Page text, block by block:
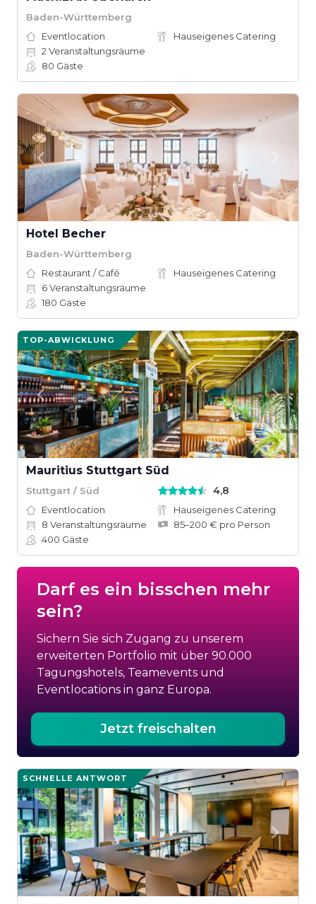
Baden-Württemberg
Eventlocation
Hauseigenes Catering
2 Veranstaltungsräume
80 Gäste
Hotel Becher
Baden-Württemberg
Restaurant / Café
Hauseigenes Catering
6Veranstaltungsräume
180 Gäste
TOP-ABWICKLUNG
Mauritius Stuttgart Süd
Stuttgart / Süd 4,8
Eventlocation
Hauseigenes Catering
8 Veranstaltungsräume
85–200 € pro Person
400 Gäste
Darf es ein bisschen mehr
sein?
Sichern Sie sich Zugang zu unserem
erweiterten Portfolio mit über 90.000
Tagungshotels, Teamevents und
Eventlocations in ganz Europa.
Jetzt freischalten
SCHNELLE ANTWORT